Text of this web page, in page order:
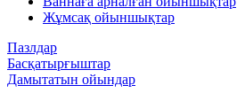
Жұмсақ ойыншықтар
Пазлдар
Басқатырғыштар
Дамытатын ойындар